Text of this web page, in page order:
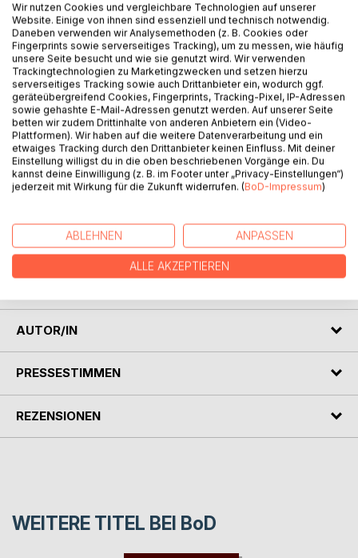
IN DEN WARENKORB
Auf die Merkliste
Titel bewerten
Aphorismusähnliche Texte und bildstarke sind in diesem
AUTOR/IN
PRESSESTIMMEN
REZENSIONEN
WEITERE TITEL BEI BoD
Wir nutzen Cookies und vergleichbare Technologien auf unserer
Website. Einige von ihnen sind essenziell und technisch notwendig.
Daneben verwenden wir Analysemethoden (z. B. Cookies oder
Fingerprints sowie serverseitiges Tracking), um zu messen, wie häufig
unsere Seite besucht und wie sie genutzt wird. Wir verwenden
Trackingtechnologien zu Marketingzwecken und setzen hierzu
serverseitiges Tracking sowie auch Drittanbieter ein, wodurch ggf.
geräteübergreifend Cookies, Fingerprints, Tracking-Pixel, IP-Adressen
sowie gehashte E-Mail-Adressen genutzt werden. Auf unserer Seite
betten wir zudem Drittinhalte von anderen Anbietern ein (Video-
Plattformen). Wir haben auf die weitere Datenverarbeitung und ein
etwaiges Tracking durch den Drittanbieter keinen Einfluss. Mit deiner
Einstellung willigst du in die oben beschriebenen Vorgänge ein. Du
kannst deine Einwilligung (z. B. im Footer unter „Privacy-Einstellungen“)
jederzeit mit Wirkung für die Zukunft widerrufen. (BoD-Impressum)
ABLEHNEN ANPASSEN
ALLE AKZEPTIEREN